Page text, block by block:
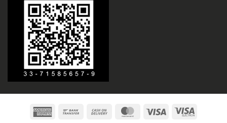
American
Bank
Cash
MasterCardVisa
Visa